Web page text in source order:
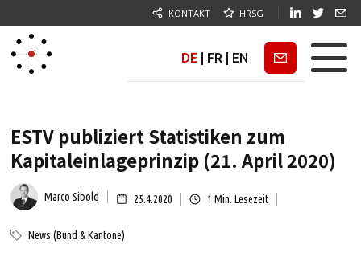
KONTAKT HRSG
DE FR EN Newsletter
ESTV publiziert Statistiken zum
Kapitaleinlageprinzip (21. April 2020)
Marco Sibold 25.4.2020 1 Min. Lesezeit
News (Bund & Kantone)